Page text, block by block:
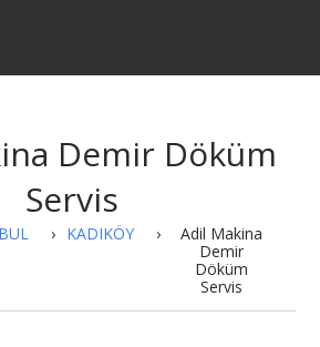
Demir Döküm
Servis
› KADIKÖY ›
Adil Makina
Demir
Döküm
Servis